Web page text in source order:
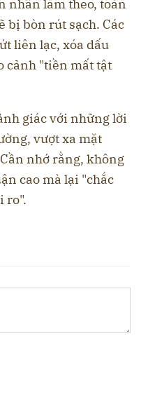
nhân làm theo, toàn
bị bòn rút sạch. Các
liên lạc, xóa dấu
cảnh "tiền mất tật
giác với những lời
vượt xa mặt
nhớ rằng, không
cao mà lại "chắc
ro".